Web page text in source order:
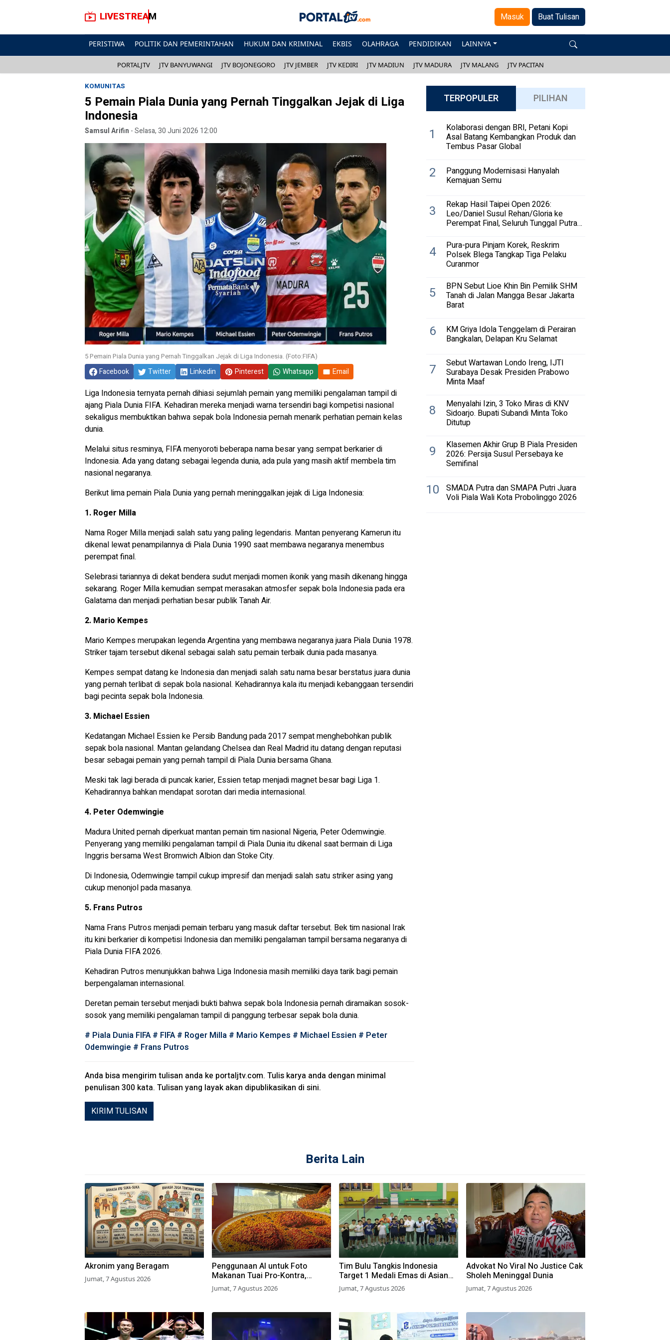
LIVESTREAM Masuk Buat Tulisan
PERISTIWA POLITIK DAN PEMERINTAHAN HUKUM DAN KRIMINAL EKBIS OLAHRAGA PENDIDIKAN LAINNYA
PORTALJTV JTV BANYUWANGI JTV BOJONEGORO JTV JEMBER JTV KEDIRI JTV MADIUN JTV MADURA JTV MALANG JTV PACITAN
KOMUNITAS
5 Pemain Piala Dunia yang Pernah Tinggalkan Jejak di Liga
Indonesia
Samsul Arifin -Selasa, 30 Juni 2026 12:00
5 Pemain Piala Dunia yang Pernah Tinggalkan Jejak di Liga Indonesia. (Foto:FIFA)
Facebook Twitter Linkedin Pinterest Whatsapp Email
Liga Indonesiaternyata pernah dihiasi sejumlah pemain yang memiliki pengalaman tampil di
ajang Piala Dunia FIFA. Kehadiran mereka menjadi warna tersendiri bagi kompetisi nasional
sekaligus membuktikan bahwa sepak bola Indonesia pernah menarik perhatian pemain kelas
dunia.
Melalui situs resminya, FIFAmenyoroti beberapa nama besar yang sempat berkarier di
Indonesia. Ada yang datang sebagai legenda dunia, ada pula yang masih aktif membela tim
nasional negaranya.
Berikut lima pemain Piala Duniayang pernah meninggalkan jejak di Liga Indonesia:
1. Roger Milla
Nama Roger Milla menjadi salah satu yang paling legendaris. Mantan penyerang Kamerun itu
dikenal lewat penampilannya di Piala Dunia 1990 saat membawa negaranya menembus
perempat final.
Selebrasi tariannya di dekat bendera sudut menjadi momen ikonik yang masih dikenang hingga
sekarang. Roger Milla kemudian sempat merasakan atmosfer sepak bola Indonesia pada era
Galatama dan menjadi perhatian besar publik Tanah Air.
2. Mario Kempes
Mario Kempes merupakan legenda Argentina yang membawa negaranya juara Piala Dunia 1978.
Striker tajam tersebut dikenal sebagai salah satu pemain terbaik dunia pada masanya.
Kempes sempat datang ke Indonesia dan menjadi salah satu nama besar berstatus juara dunia
yang pernah terlibat di sepak bola nasional. Kehadirannya kala itu menjadi kebanggaan tersendiri
bagi pecinta sepak bola Indonesia.
3. Michael Essien
Kedatangan Michael Essien ke Persib Bandung pada 2017 sempat menghebohkan publik
sepak bola nasional. Mantan gelandang Chelsea dan Real Madrid itu datang dengan reputasi
besar sebagai pemain yang pernah tampil di Piala Dunia bersama Ghana.
Meski tak lagi berada di puncak karier, Essien tetap menjadi magnet besar bagi Liga 1.
Kehadirannya bahkan mendapat sorotan dari media internasional.
4. Peter Odemwingie
Madura United pernah diperkuat mantan pemain tim nasional Nigeria, Peter Odemwingie.
Penyerang yang memiliki pengalaman tampil di Piala Dunia itu dikenal saat bermain di Liga
Inggris bersama West Bromwich Albion dan Stoke City.
Di Indonesia, Odemwingie tampil cukup impresif dan menjadi salah satu striker asing yang
cukup menonjol pada masanya.
5. Frans Putros
Nama Frans Putros menjadi pemain terbaru yang masuk daftar tersebut. Bek tim nasional Irak
itu kini berkarier di kompetisi Indonesia dan memiliki pengalaman tampil bersama negaranya di
Piala Dunia FIFA 2026.
Kehadiran Putros menunjukkan bahwa Liga Indonesia masih memiliki daya tarik bagi pemain
berpengalaman internasional.
Deretan pemain tersebut menjadi bukti bahwa sepak bola Indonesia pernah diramaikan sosok-
sosok yang memiliki pengalaman tampil di panggung terbesar sepak bola dunia.
# Piala Dunia FIFA # FIFA # Roger Milla # Mario Kempes # Michael Essien # Peter
Odemwingie # Frans Putros
Anda bisa mengirim tulisan anda ke portaljtv.com. Tulis karya anda dengan minimal
penulisan 300 kata. Tulisan yang layak akan dipublikasikan di sini.
KIRIM TULISAN
TERPOPULER PILIHAN
1 Kolaborasi dengan BRI, Petani Kopi
Asal Batang Kembangkan Produk dan
Tembus Pasar Global
2 Panggung Modernisasi Hanyalah
Kemajuan Semu
3 Rekap Hasil Taipei Open 2026:
Leo/Daniel Susul Rehan/Gloria ke
Perempat Final, Seluruh Tunggal Putra
4 Pura-pura Pinjam Korek, Reskrim
Polsek Blega Tangkap Tiga Pelaku
Curanmor
5 BPN Sebut Lioe Khin Bin Pemilik SHM
Tanah di Jalan Mangga Besar Jakarta
Barat
6 KM Griya Idola Tenggelam di Perairan
Bangkalan, Delapan Kru Selamat
7 Sebut Wartawan Londo Ireng, IJTI
Surabaya Desak Presiden Prabowo
Minta Maaf
8 Menyalahi Izin, 3 Toko Miras di KNV
Sidoarjo. Bupati Subandi Minta Toko
Ditutup
9 Klasemen Akhir Grup B Piala Presiden
2026: Persija Susul Persebaya ke
Semifinal
10 SMADA Putra dan SMAPA Putri Juara
Voli Piala Wali Kota Probolinggo 2026
Berita Lain
Akronim yang Beragam
Jumat, 7 Agustus 2026
Penggunaan AI untuk Foto
Makanan Tuai Pro-Kontra,
Netizen: Mending Foto Asli
Jumat, 7 Agustus 2026
Tim Bulu Tangkis Indonesia
Target 1 Medali Emas di Asian
Games 2026
Jumat, 7 Agustus 2026
Advokat No Viral No Justice Cak
Sholeh Meninggal Dunia
Jumat, 7 Agustus 2026